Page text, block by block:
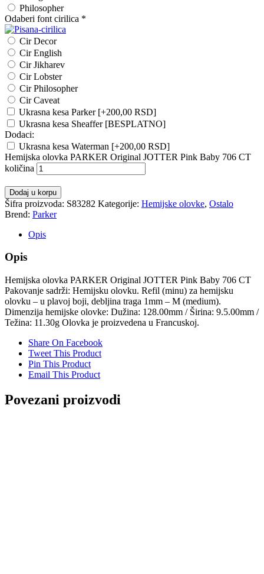
Philosopher
Odaberi font cirilica *
Cir Decor
Cir English
Cir Jikharev
Cir Lobster
Cir Philosopher
Cir Caveat
Ukrasna kesa Parker [+200,00 RSD]
Ukrasna kesa Sheaffer [BESPLATNO]
Dodaci:
Ukrasna kesa Waterman [+200,00 RSD]
Hemijska olovka PARKER Original JOTTER Pink Baby 706 CT
količina
Dodaj u korpu
Šifra proizvoda: S83282 Kategorije: Hemijske olovke, Ostalo
Brend: Parker
Opis
Opis
Hemijska olovka PARKER Original JOTTER Pink Baby 706 CT
Pakovanje sadrži: Hemijsku olovku. Refil (minu) za hemijsku
olovku – u plavoj boji, debljina traga 1mm – M (medium).
Dimenzija hemijske olovke: Dužina: 128.00mm / Širina: 9.5.00mm /
Težina: 11.30g Olovka je proizvedena u Francuskoj.
Share On Facebook
Tweet This Product
Pin This Product
Email This Product
Povezani proizvodi